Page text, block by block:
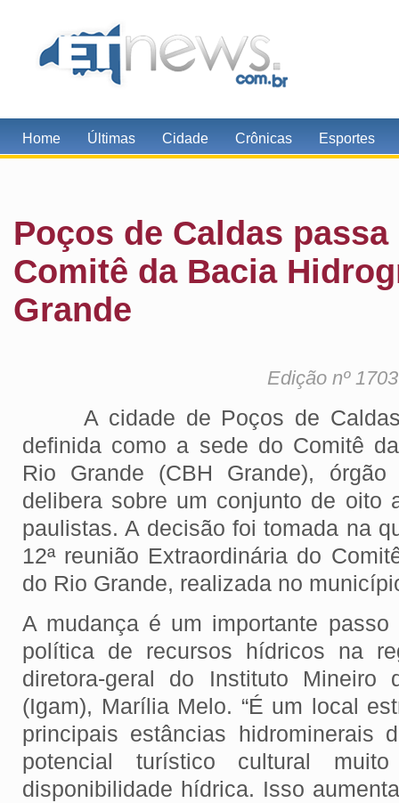
Home Últimas Cidade Crônicas Esportes
Poços de Caldas
Comitê da Bacia
Grande
Edição nº
A cidade de Poços de
definida como a sede do Comitê
Rio Grande (CBH Grande),
delibera sobre um conjunto de oito
paulistas. A decisão foi tomada na
12ª reunião Extraordinária do
do Rio Grande, realizada no
A mudança é um importante
política de recursos hídricos na
diretora-geral do Instituto Mineiro
(Igam), Marília Melo. “É um local
principais estâncias hidrominerais
potencial turístico cultural
disponibilidade hídrica. Isso